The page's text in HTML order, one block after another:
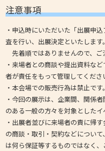
注意事項
・申込時にいただいた「出展申
査を行い、出展決定といたします。
先着順ではありませんので、ご
・来場者との商談や提出資料な
者が責任をもって管理してくださ
・本会場での販売行為は禁止です。
・今回の展示は、企業間、関係
のある一般の方々を対象としたイ
・出展者並びに来場者の責に帰
の商談・取引・契約などについ
は何ら保証等するものではなく